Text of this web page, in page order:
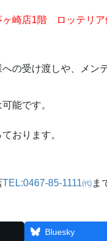
ヶ崎店1階 ロッテリア
の受け渡しや、メン
能です。
おります。
TEL:0467-85-1111㈹ま
Bluesky